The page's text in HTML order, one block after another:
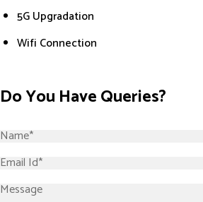
5G Upgradation
Wifi Connection
Do You Have Queries?